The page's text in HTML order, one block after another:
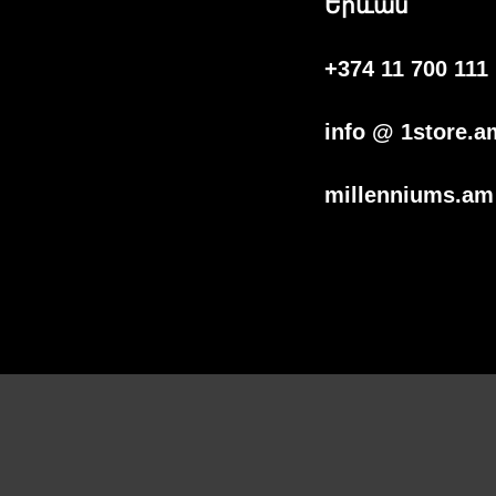
Երևան
+374 11 700 111
info @
millenniums.am